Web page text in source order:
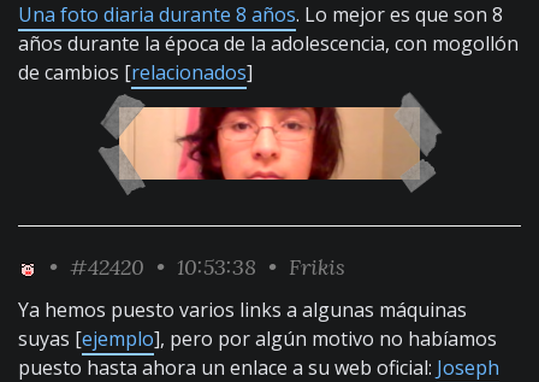
Una foto diaria durante 8 años. Lo mejor es que son 8
años durante la época de la adolescencia, con mogollón
de cambios [relacionados]
• #42420 • 10:53:38 • Frikis
Ya hemos puesto varios links a algunas máquinas
suyas [ejemplo], pero por algún motivo no habíamos
puesto hasta ahora un enlace a su web oficial: Joseph